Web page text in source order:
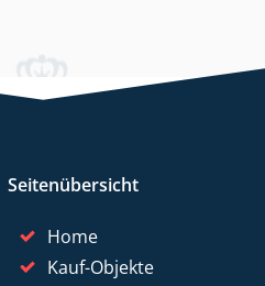
Seitenübersicht
Home
Kauf-Objekte